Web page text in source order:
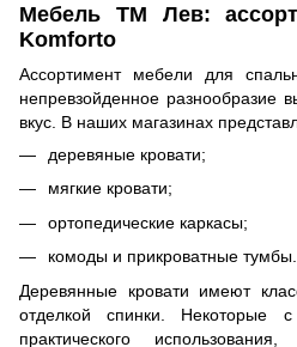
Мебель ТМ Лев:
Komforto
Ассортимент мебели для
непревзойденное разнообразие
вкус. В наших магазинах
деревяные кровати;
мягкие кровати;
ортопедические каркасы;
комоды и прикроватные тумбы
Деревянные кровати имеют
отделкой спинки. Некоторые
практического